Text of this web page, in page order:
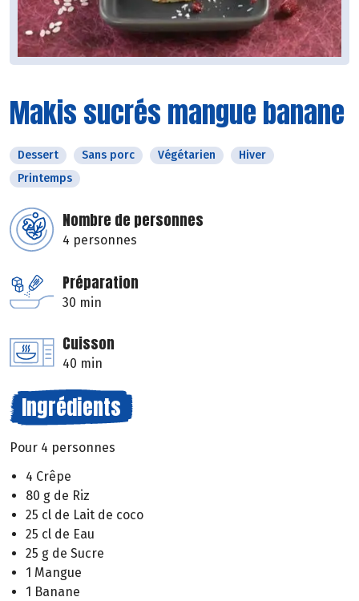
Makis sucrés mangue banane
Dessert Sans porc Végétarien
Hiver
Printemps
Nombre de personnes
4 personnes
Préparation
30 min
Cuisson
40 min
Ingrédients
Pour 4 personnes
4 Crêpe
80 g de Riz
25 cl de Lait de coco
25 cl de Eau
25 g de Sucre
1 Mangue
1 Banane